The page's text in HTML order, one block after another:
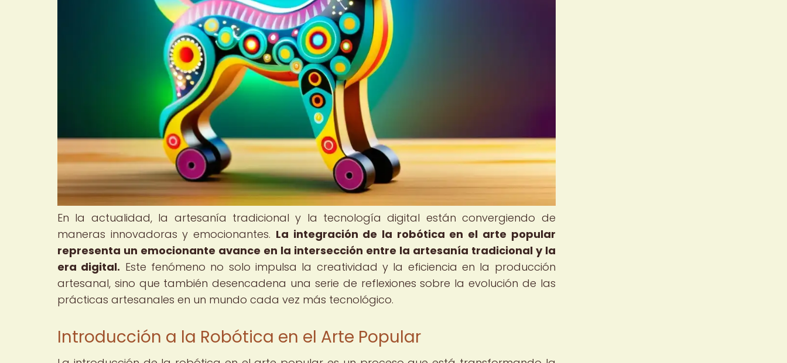
En la actualidad, la artesanía tradicional y la tecnología digital están convergiendo de
maneras innovadoras y emocionantes. La integración de la robótica en el arte popular
representa un emocionante avance en la intersección entre la artesanía tradicional y la
era digital. Este fenómeno no solo impulsa la creatividad y la eficiencia en la producción
artesanal, sino que también desencadena una serie de reflexiones sobre la evolución de las
prácticas artesanales en un mundo cada vez más tecnológico.
Introducción a la Robótica en el Arte Popular